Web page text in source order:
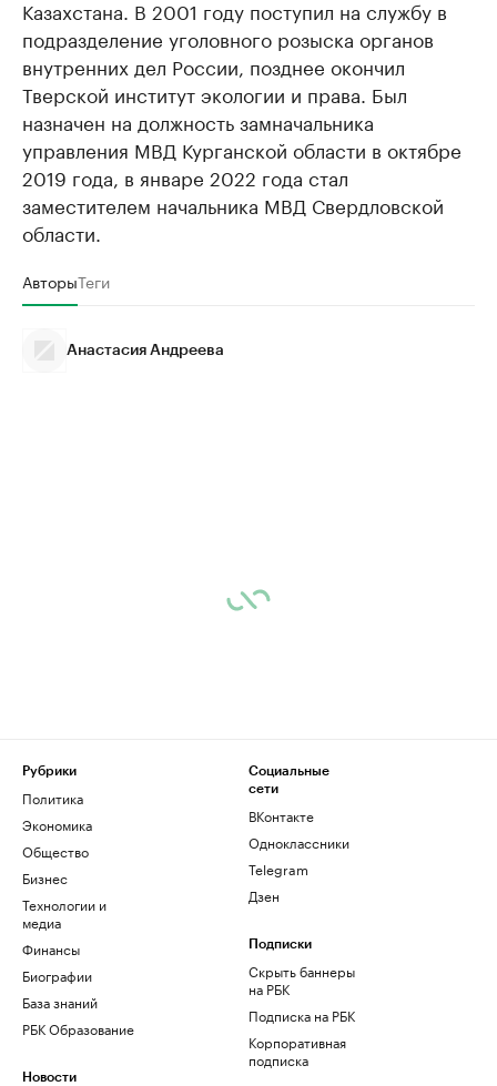
Казахстана. В 2001 году поступил на службу в
подразделение уголовного розыска органов
внутренних дел России, позднее окончил
Тверской институт экологии и права. Был
назначен на должность замначальника
управления МВД Курганской области в октябре
2019 года, в январе 2022 года стал
заместителем начальника МВД Свердловской
области.
АвторыТеги
Анастасия Андреева
Рубрики
Политика
Экономика
Общество
Бизнес
Технологии и
медиа
Финансы
Биографии
База знаний
РБК Образование
Новости
Социальные
сети
ВКонтакте
Одноклассники
Telegram
Дзен
Подписки
Скрыть баннеры
на РБК
Подписка на РБК
Корпоративная
подписка